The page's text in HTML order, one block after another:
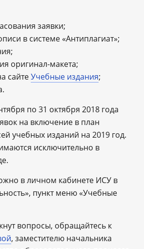
заявки;
в системе «Антиплагиат»;
оригинал-макета;
сайтеУчебные издания;
по 31 октября 2018 года
на включение в план
учебных изданий на 2019 год.
исключительно в
в личном кабинете ИСУ в
пункт меню «Учебные
вопросы, обращайтесь к
, заместителю начальника